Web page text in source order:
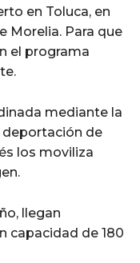
en Toluca, en
Morelia. Para que
el programa
mediante la
deportación de
los moviliza
llegan
capacidad de 180